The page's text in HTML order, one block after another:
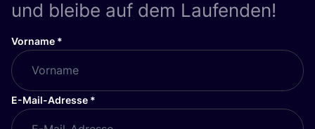
und bleibe auf dem Laufenden!
Vorname *
E-Mail-Adresse *